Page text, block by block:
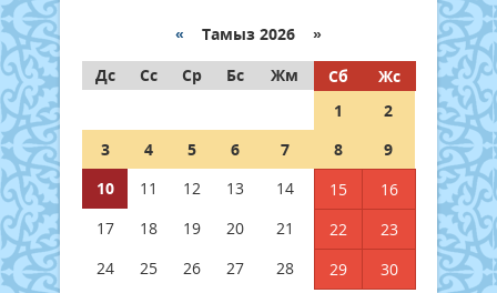
« Тамыз 2026 »
Дс
Сс Ср Бс Жм Сб
Жс
1
2
3
4 5 6 7 8
9
10
11 12 13 14 15
16
17
18 19 20 21 22
23
24
25 26 27 28 29
30